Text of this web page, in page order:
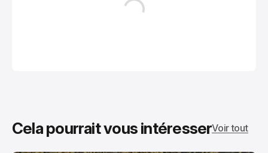
Cela pourrait vous intéresserVoir tout